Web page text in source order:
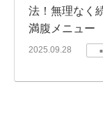
法！無理なく
満腹メニュー
2025.09.28